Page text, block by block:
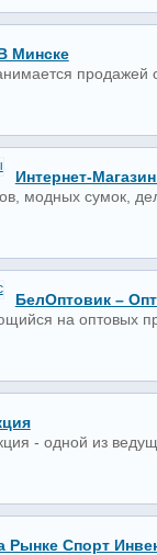
Минске
продажей
Интернет-
модных сумок,
БелОптовик –
на оптовых
- одной из
Рынке Спорт